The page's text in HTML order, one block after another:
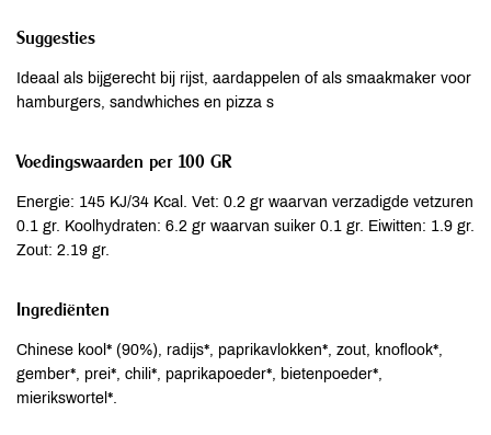
Suggesties
Ideaal als bijgerecht bij rijst, aardappelen of als smaakmaker voor
hamburgers, sandwhiches en pizza s
Voedingswaarden per 100 GR
Energie: 145 KJ/34 Kcal. Vet: 0.2 gr waarvan verzadigde vetzuren
0.1 gr. Koolhydraten: 6.2 gr waarvan suiker 0.1 gr. Eiwitten: 1.9 gr.
Zout: 2.19 gr.
Ingrediënten
Chinese kool* (90%), radijs*, paprikavlokken*, zout, knoflook*,
gember*, prei*, chili*, paprikapoeder*, bietenpoeder*,
mierikswortel*.